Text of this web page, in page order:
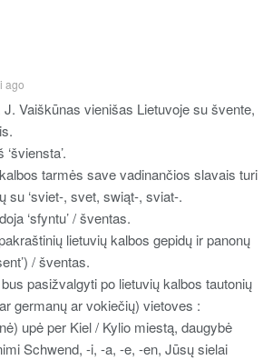
ago
Vaiškūnas vienišas Lietuvoje su švente,
‘šviensta’.
tarmės save vadinančios slavais turi
su ‘sviet-, svet, swiąt-, sviat-.
‘sfyntu’ / šventas.
lietuvių kalbos gepidų ir panonų
/ šventas.
pasižvalgyti po lietuvių kalbos tautonių
germanų ar vokiečių) vietoves :
upė per Kiel / Kylio miestą, daugybė
Schwend, -i, -a, -e, -en, Jūsų sielai